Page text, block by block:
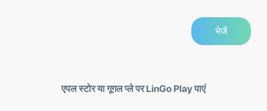
एपल स्टोर या गूगल प्ले पर LinGo Play पाएं